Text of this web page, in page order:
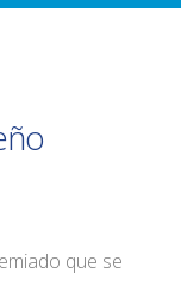
que se